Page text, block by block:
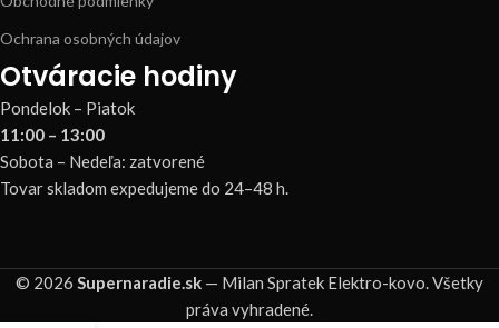
Ochrana osobných údajov
Otváracie hodiny
Pondelok – Piatok
11:00 – 13:00
Sobota – Nedeľa: zatvorené
Tovar skladom expedujeme do 24–48 h.
© 2026 Supernaradie.sk — Milan Spratek Elektro-kovo. Všetky
práva vyhradené.